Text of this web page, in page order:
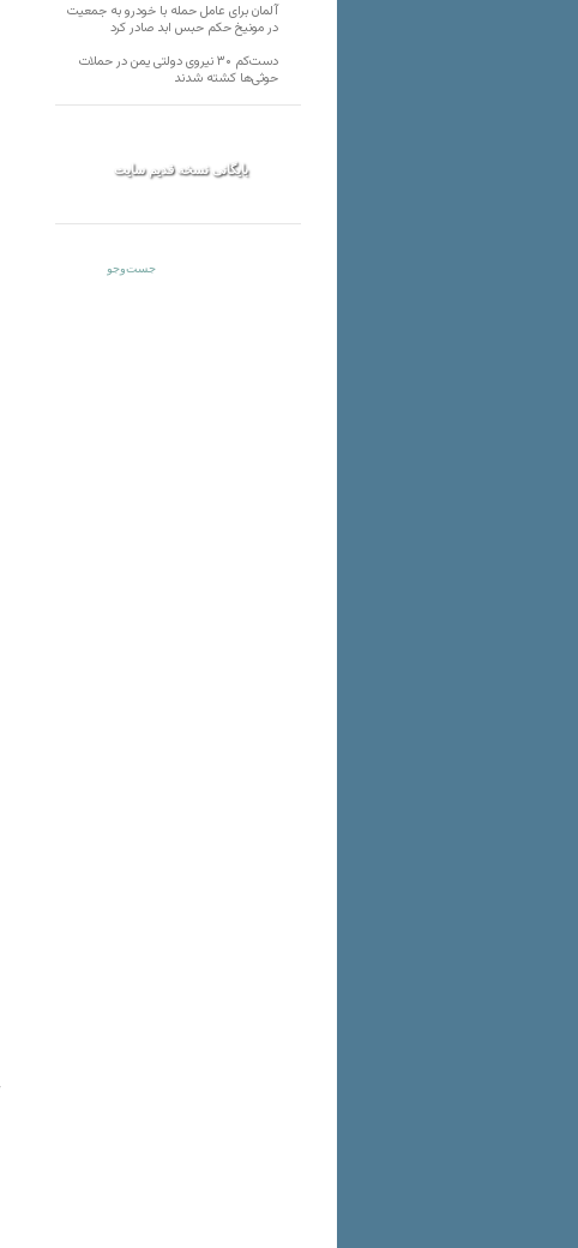
آلمان برای عامل حمله با خودرو به جمعیت
در مونیخ حکم حبس ابد صادر کرد
دست‌کم ۳۰ نیروی دولتی یمن در حملات
حوثی‌ها کشته شدند
بایگانی نسخه قدیم سایت